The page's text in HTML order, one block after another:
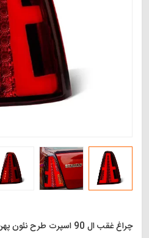
چراغ غقب ال 90 اسپرت طرح نئون پهن